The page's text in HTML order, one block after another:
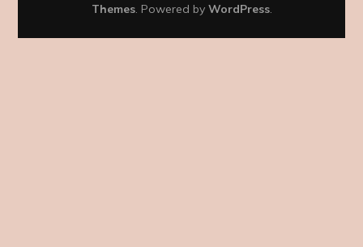
Themes. Powered by WordPress.